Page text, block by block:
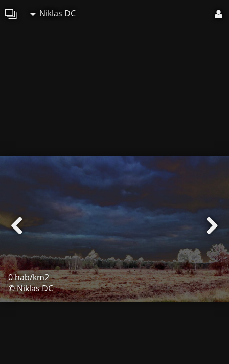
Niklas DC
0 hab/km2
© Niklas DC